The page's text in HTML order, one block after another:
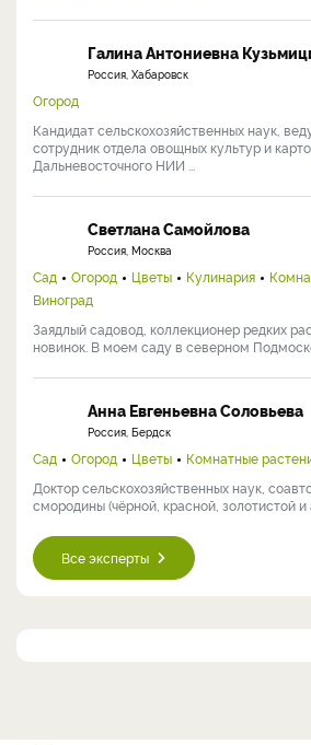
Галина Антониевна
Россия, Хабаровск
Огород
Кандидат сельскохозяйственных наук,
сотрудник отдела овощных культур и
Дальневосточного НИИ ...
Светлана Самойлова
Россия, Москва
Сад Огород Цветы Кулинария
Виноград
Заядлый садовод, коллекционер редких
новинок. В моем саду в северном
Анна Евгеньевна Соловьева
Россия, Бердск
Сад Огород Цветы Комнатные
Доктор сельскохозяйственных наук,
смородины (чёрной, красной, золотистой и
Все эксперты